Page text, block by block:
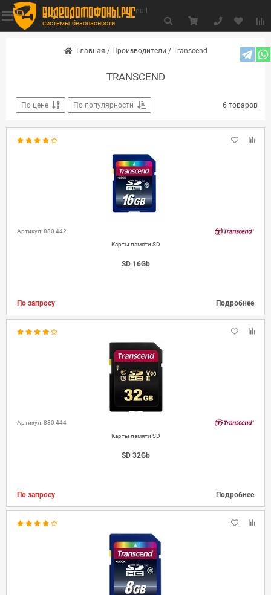
видеодомофоны.рус
системы безопасности
null
Главная / Производители / Transсend
TRANSСEND
По цене По популярности 6 товаров
Артикул: 880 442
Карты памяти SD
SD 16Gb
По запросу Подробнее
Артикул: 880 444
Карты памяти SD
SD 32Gb
По запросу Подробнее